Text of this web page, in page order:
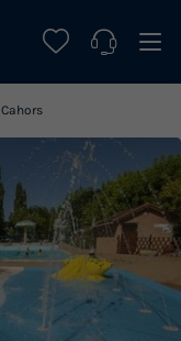
Cahors